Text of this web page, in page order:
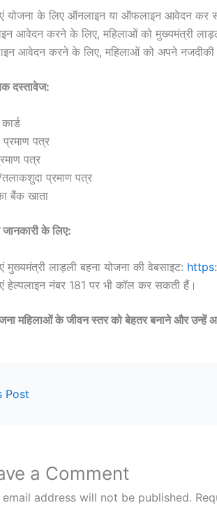
योजना के लिए ऑनलाइन या ऑफलाइन आवेदन कर
आवेदन करने के लिए, महिलाओं को मुख्यमंत्री
आवेदन करने के लिए, महिलाओं को अपने नजदीकी
दस्तावेज:
प्रमाण पत्र
पत्र
तलाकशुदा प्रमाण पत्र
बैंक खाता
के लिए:
मुख्यमंत्री लाड़ली बहना योजना की वेबसाइट:
हेल्पलाइन नंबर 181 पर भी कॉल कर सकती हैं।
महिलाओं के जीवन स्तर को बेहतर बनाने और उन्हें
Post
a Comment
email address will not be published.